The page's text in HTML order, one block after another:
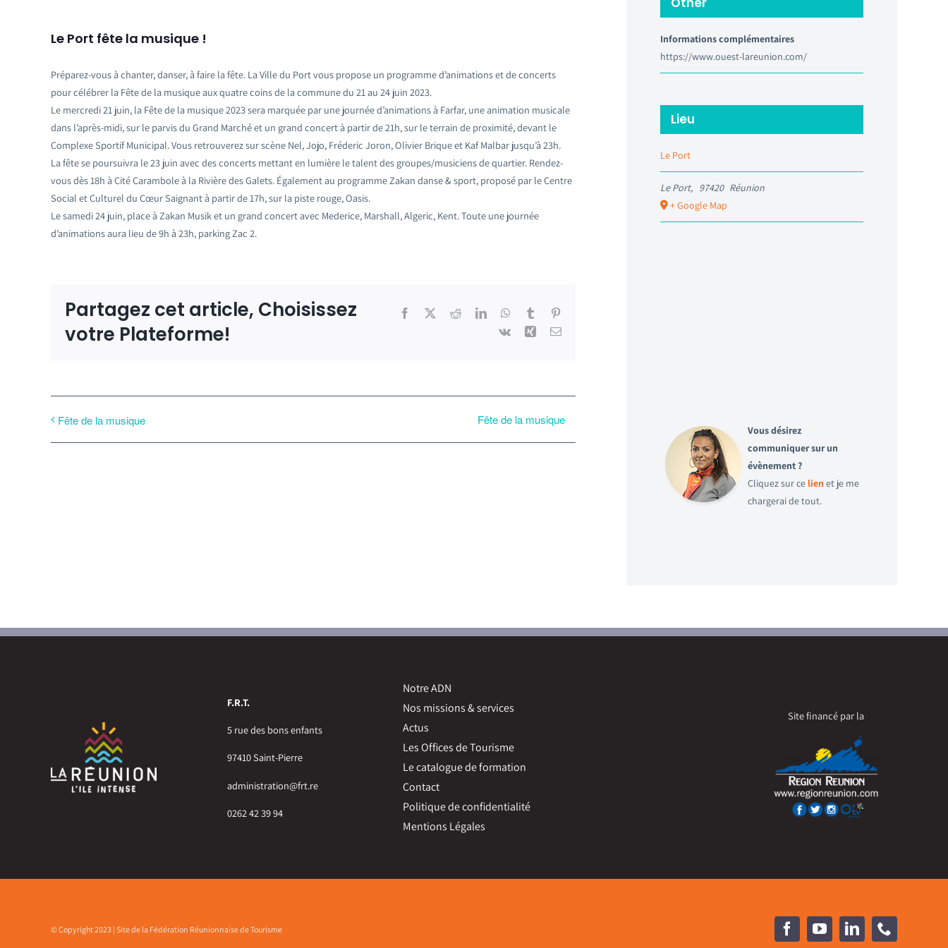
Le Port fête la musique !
Préparez-vous à chanter, danser, à faire la fête. La Ville du Port vous propose un programme d’animations et de concerts
pour célébrer la Fête de la musique aux quatre coins de la commune du 21 au 24 juin 2023.
Le mercredi 21 juin, la Fête de la musique 2023 sera marquée par une journée d’animations à Farfar, une animation musicale
dans l’après-midi, sur le parvis du Grand Marché et un grand concert à partir de 21h, sur le terrain de proximité, devant le
Complexe Sportif Municipal. Vous retrouverez sur scène Nel, Jojo, Fréderic Joron, Olivier Brique et Kaf Malbar jusqu’à 23h.
La fête se poursuivra le 23 juin avec des concerts mettant en lumière le talent des groupes/musiciens de quartier. Rendez-
vous dès 18h à Cité Carambole à la Rivière des Galets. Également au programme Zakan danse & sport, proposé par le Centre
Social et Culturel du Cœur Saignant à partir de 17h, sur la piste rouge, Oasis.
Le samedi 24 juin, place à Zakan Musik et un grand concert avec Mederice, Marshall, Algeric, Kent. Toute une journée
d’animations aura lieu de 9h à 23h, parking Zac 2.
Partagez cet article, Choisissez
votre Plateforme!
Facebook RedditLinkedInWhatsApp
Tumblr
Vk
Xing Email
Fête de la musique Fête de la musique
Informations complémentaires
https://www.ouest-lareunion.com/
Lieu
Le Port
Le Port, 97420 Réunion
+ Google Map
Vous désirez
communiquer sur un
évènement ?
Cliquez sur ce lien et je me
chargerai de tout.
F.R.T.
5 rue des bons enfants
97410 Saint-Pierre
administration@frt.re
0262 42 39 94
Notre ADN
Nos missions & services
Actus
Les Offices de Tourisme
Le catalogue de formation
Contact
Politique de confidentialité
Mentions Légales
Site financé par la
© Copyright 2023 | Site de la Fédération Réunionnaise de Tourisme